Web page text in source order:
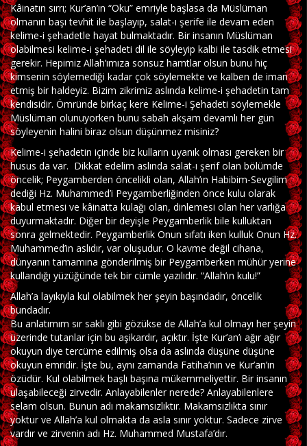
Kâinatın sırrı; Kur’an’ın “Oku” emriyle başlasa da Müslüman
olmanın başı tevhit ile başlayıp, salat-ı şerife ile devam eden
kelime-i şehadetle hayat bulmaktadır. Bir insanın Müslüman
olabilmesi kelime-i şehadeti dil ile söyleyip kalbi ile tasdik etmesi
gerekir. Hepimiz Allah’ımıza sonsuz hamtlar olsun bunu hiç
kimsenin söylemediği kadar çok söylemekte ve kalben de iman
etmiş bir haldeyiz. Bizim zikrimiz aslında kelime-i şehadetin tam
kendisidir. Ömründe birkaç kere Kelime-i Şehadeti söylemekle
Müslüman olunuyorken bunu sabah akşam devamlı her gün
söyleyenin halini biraz olsun düşünmez misiniz?
Kelime-i şehadetin içinde biz kulların uyanık olması gereken bir
husus da var. Dikkat edelim aslında salat-ı şerif olan bölümde
öncelik; Peygamberden öncelikli olan, Allah’ın Habibim-Sevgilim
dediği Hz. Muhammed’i Peygamberliğinden önce kulu olarak
kabul etmesi ve kâinatta kulağı olan, dinlemesi olan her varlığa
duyurmaktadır. Diğer bir deyişle Peygamberlik bile kulluktan
sonra gelmektedir. Peygamberlik Onun sıfatı iken kulluk Onun Hz.
Muhammed’in aslıdır, var oluşudur. O kavme değil cihana,
dünyanın tamamına gönderilmiş bir Peygamberken mühür yerine
kullandığı yüzüğünde tek bir cümle yazılıdır. “Allah’ın kulu!”
Allah’a layıkıyla kul olabilmek her şeyin başındadır, öncelik
bundadır.
Bu anlatımım sır saklı gibi gözükse de Allah’a kul olmayı her şeyin
üzerinde tutanlar için bu aşikardır, açıktır. İşte Kur’an’ı ağır ağır
okuyun diye tercüme edilmiş olsa da aslında düşüne düşüne
okuyun emridir. İşte bu, aynı zamanda Fatiha’nın ve Kur’an’ın
özüdür. Kul olabilmek başlı başına mükemmeliyettir. Bir insanın
ulaşabileceği zirvedir. Anlayabilenler nerede? Anlayabilenlere
selam olsun. Bunun adı makamsızlıktır. Makamsızlıkta sınır
yoktur ve Allah’a kul olmakta da asla sınır yoktur. Sadece zirve
vardır ve zirvenin adı Hz. Muhammed Mustafa’dır.